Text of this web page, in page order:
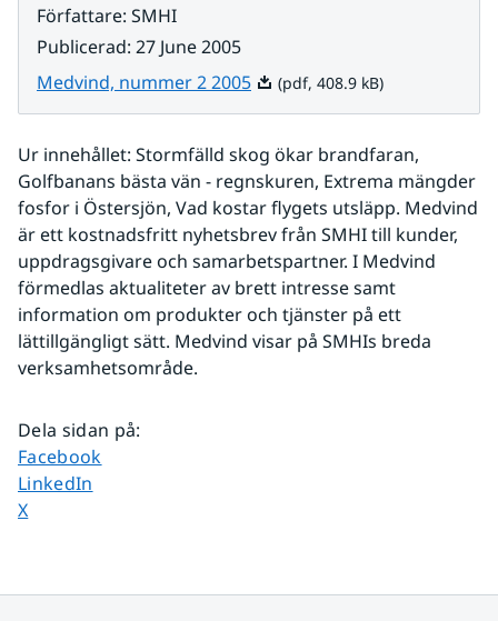
Författare: SMHI
Publicerad: 27 June 2005
Medvind, nummer 2 2005Pdf, 408.9 kB.
(pdf, 408.9 kB)
Ur innehållet: Stormfälld skog ökar brandfaran,
Golfbanans bästa vän - regnskuren, Extrema mängder
fosfor i Östersjön, Vad kostar flygets utsläpp. Medvind
är ett kostnadsfritt nyhetsbrev från SMHI till kunder,
uppdragsgivare och samarbetspartner. I Medvind
förmedlas aktualiteter av brett intresse samt
information om produkter och tjänster på ett
lättillgängligt sätt. Medvind visar på SMHIs breda
verksamhetsområde.
Dela sidan på:
Dela sidan på
Facebook
Dela sidan på
LinkedIn
Dela sidan på
X